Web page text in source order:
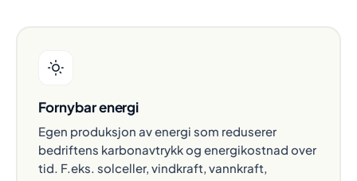
Fornybar energi
Egen produksjon av energi som reduserer
bedriftens karbonavtrykk og energikostnad over
tid. F.eks. solceller, vindkraft, vannkraft,